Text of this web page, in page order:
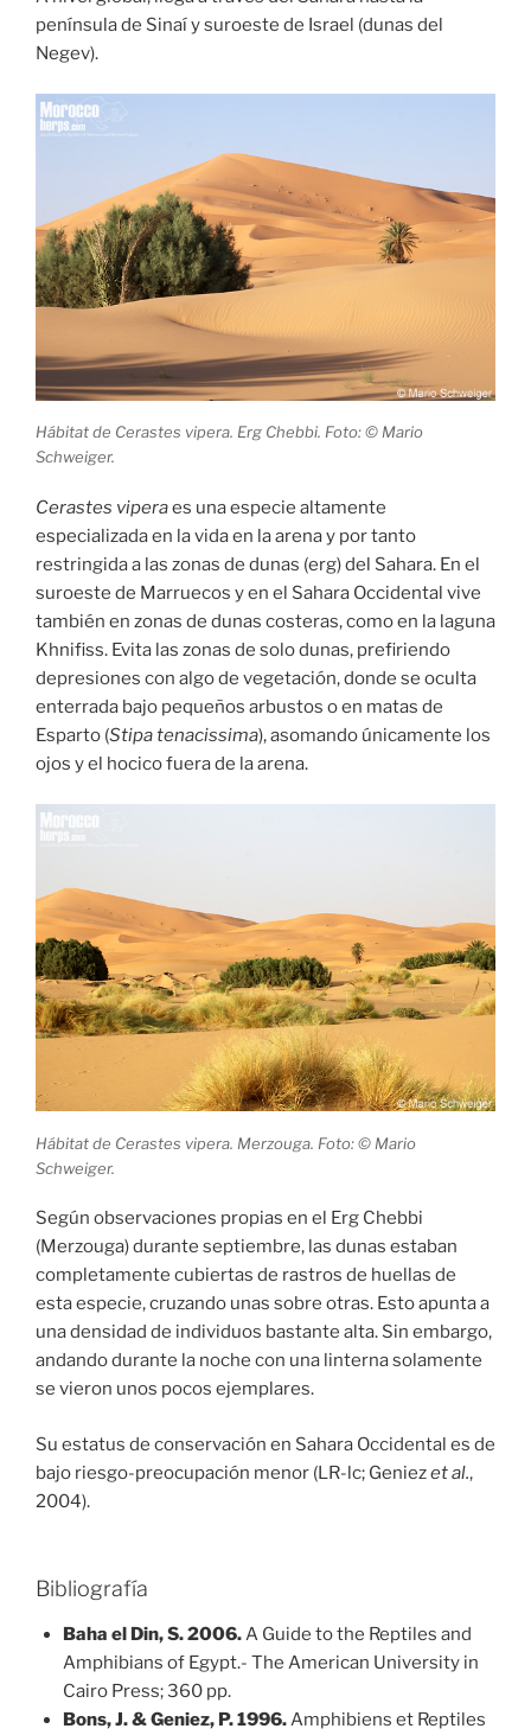
península de Sinaí y suroeste de Israel (dunas del
Negev).
Hábitat de Cerastes vipera. Erg Chebbi. Foto: © Mario
Schweiger.
Cerastes viperaes una especie altamente
especializada en la vida en la arena y por tanto
restringida a las zonas de dunas (erg) del Sahara. En el
suroeste de Marruecos y en el Sahara Occidental vive
también en zonas de dunas costeras, como en la laguna
Khnifiss. Evita las zonas de solo dunas, prefiriendo
depresiones con algo de vegetación, donde se oculta
enterrada bajo pequeños arbustos o en matas de
Esparto (Stipa tenacissima), asomando únicamente los
ojos y el hocico fuera de la arena.
Hábitat de Cerastes vipera. Merzouga. Foto: © Mario
Schweiger.
Según observaciones propias en el Erg Chebbi
(Merzouga) durante septiembre, las dunas estaban
completamente cubiertas de rastros de huellas de
esta especie, cruzando unas sobre otras. Esto apunta a
una densidad de individuos bastante alta. Sin embargo,
andando durante la noche con una linterna solamente
se vieron unos pocos ejemplares.
Su estatus de conservación en Sahara Occidental es de
bajo riesgo-preocupación menor (LR-lc; Geniezet al.,
2004).
Bibliografía
Baha el Din, S. 2006.A Guide to the Reptiles and
Amphibians of Egypt.- The American University in
Cairo Press; 360 pp.
Bons, J. & Geniez, P. 1996.Amphibiens et Reptiles